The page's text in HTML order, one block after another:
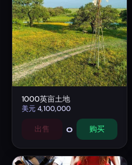
1000英亩土地
美元4,100,000
出售 0 购买